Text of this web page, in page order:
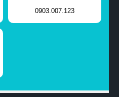
0903.007.123